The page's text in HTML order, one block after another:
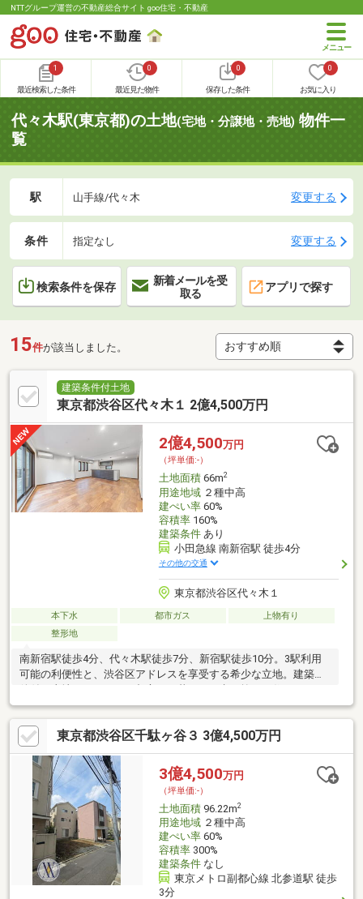
NTTグループ運営の不動産総合サイト goo住宅・不動産
1
最近検索した条件
0
最近見た物件
0
保存した条件
0
お気に入り
代々木駅(東京都)の土地(宅地・分譲地・売地) 物件一
覧
駅 山手線/代々木 変更する
条件 指定なし 変更する
検索条件を保存
新着メールを受
取る
アプリで探す
15件が該当しました。
建築条件付土地
東京都渋谷区代々木１ 2億4,500万円
2億4,500万円
（坪単価:-）
土地面積66m2
用途地域２種中高
建ぺい率60%
容積率160%
建築条件あり
小田急線 南新宿駅 徒歩4分
その他の交通
東京都渋谷区代々木１
本下水 都市ガス
上物有り
整形地
南新宿駅徒歩4分、代々木駅徒歩7分、新宿駅徒歩10分。3駅利用
可能の利便性と、渋谷区アドレスを享受する希少な立地。建築条
件付き土地だからこそ、都心での暮らしを考え抜いた住まいをご
提案いたします。
東京都渋谷区千駄ヶ谷３ 3億4,500万円
3億4,500万円
（坪単価:-）
土地面積96.22m2
用途地域２種中高
建ぺい率60%
容積率300%
建築条件なし
東京メトロ副都心線 北参道駅 徒歩
3分